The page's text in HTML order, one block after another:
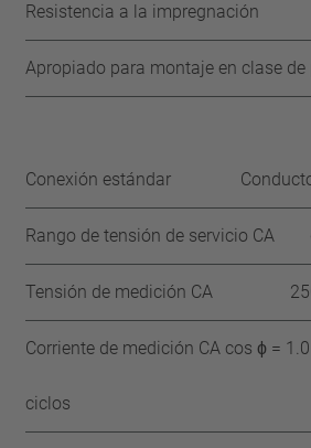
Resistencia a la impregnación
Apropiado para montaje en clase de
Conexión estándar
Rango de tensión de servicio CA
Tensión de medición CA
Corriente de medición CA cos ϕ =
ciclos